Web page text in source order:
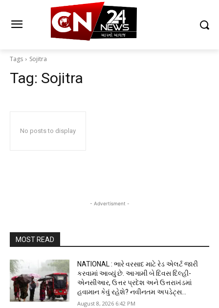
Tags Sojitra
Tag: Sojitra
No posts to display
- Advertisment -
MOST READ
NATIONAL : ભારે વરસાદ માટે રેડ એલર્ટ જારી
કરવામાં આવ્યું છે. આગામી બે દિવસ દિલ્હી-
એનસીઆર, ઉત્તર પ્રદેશ અને ઉત્તરાખંડમાં
હવામાન કેવું રહેશે? નવીનતમ અપડેટ્સ...
August 8, 2026 6:42 PM